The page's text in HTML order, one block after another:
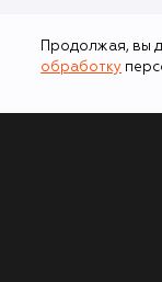
Продолжая, вы
обработку